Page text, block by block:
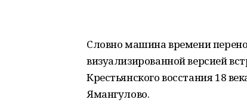
Словно машина времени
визуализированной версией
Крестьянского восстания 18
Ямангулово.